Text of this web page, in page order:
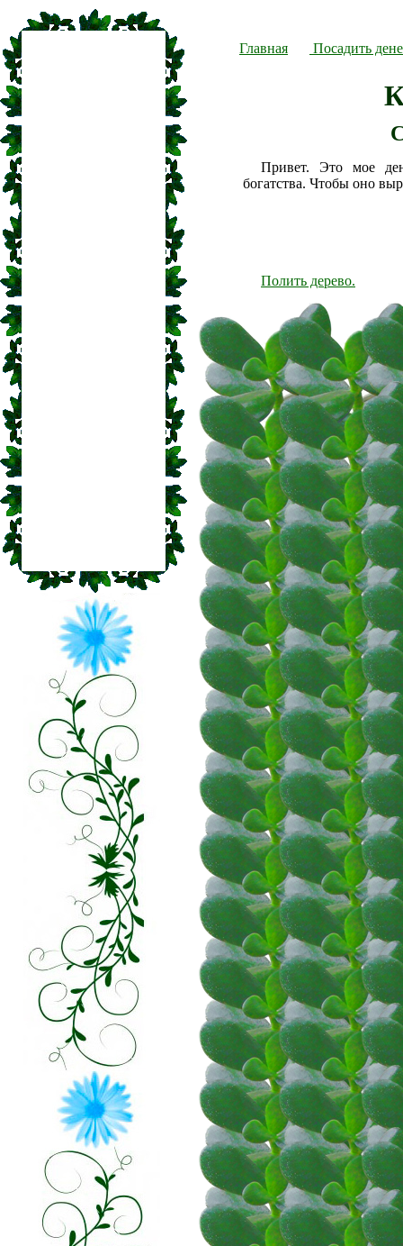
Главная Посадить
Привет. Это мое
богатства. Чтобы оно
Полить дерево.